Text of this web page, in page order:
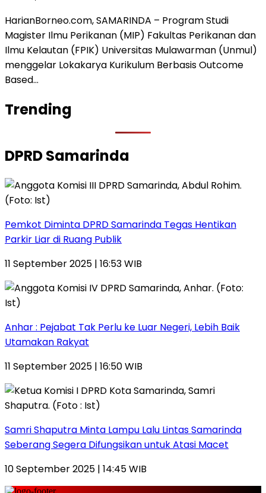
HarianBorneo.com, SAMARINDA – Program Studi
Magister Ilmu Perikanan (MIP) Fakultas Perikanan dan
Ilmu Kelautan (FPIK) Universitas Mulawarman (Unmul)
menggelar Lokakarya Kurikulum Berbasis Outcome
Based…
Trending
DPRD Samarinda
Pemkot Diminta DPRD Samarinda Tegas Hentikan
Parkir Liar di Ruang Publik
11 September 2025 | 16:53 WIB
Anhar : Pejabat Tak Perlu ke Luar Negeri, Lebih Baik
Utamakan Rakyat
11 September 2025 | 16:50 WIB
Samri Shaputra Minta Lampu Lalu Lintas Samarinda
Seberang Segera Difungsikan untuk Atasi Macet
10 September 2025 | 14:45 WIB